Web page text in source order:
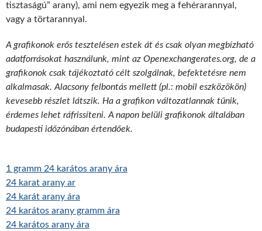
tisztaságú” arany), ami nem egyezik meg a fehérarannyal,
vagy a törtarannyal.
A grafikonok erős tesztelésen estek át és csak olyan megbízható
adatforrásokat használunk, mint az Openexchangerates.org, de a
grafikonok csak tájékoztató célt szolgálnak, befektetésre nem
alkalmasak. Alacsony felbontás mellett (pl.: mobil eszközökön)
kevesebb részlet látszik. Ha a grafikon változatlannak tűnik,
érdemes lehet ráfrissíteni. A napon belüli grafikonok általában
budapesti időzónában értendőek.
1 gramm 24 karátos arany ára
24 karat arany ar
24 karát arany ára
24 karátos arany gramm ára
24 karátos arany ára